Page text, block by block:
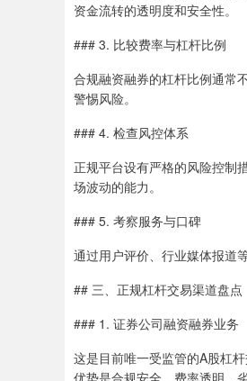
资金流转的透明度和安全性。
### 3. 比较费率与杠杆比例
合规融资融券的杠杆比例通常
警惕风险。
### 4. 检查风控体系
正规平台设有严格的风险控制
场波动的能力。
### 5. 考察服务与口碑
通过用户评价、行业媒体报道
## 三、正规杠杆交易渠道盘点
### 1. 证券公司融资融券业务
这是目前唯一受监管的A股杠
优势是合规安全、费率透明，